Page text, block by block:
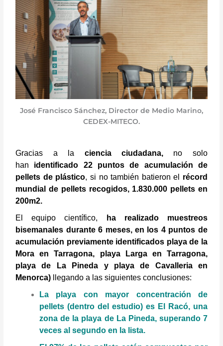
José Francisco Sánchez, Director de Medio Marino,
CEDEX-MITECO.
Gracias a la ciencia ciudadana,no solo
han identificado 22 puntos de acumulación de
pellets de plástico, si no también batieron el récord
mundial de pellets recogidos, 1.830.000 pellets en
200m2.
El equipo científico,
ha realizado muestreos
bisemanales durante 6 meses, en los 4 puntos de
acumulación previamente identificados playa de la
Mora en Tarragona, playa Larga en Tarragona,
playa de La Pineda y playa de Cavalleria en
Menorca) llegando a las siguientes conclusiones:
La playa con mayor concentración de
pellets (dentro del estudio) es El Racó, una
zona de la playa de La Pineda, superando 7
veces al segundo en la lista.